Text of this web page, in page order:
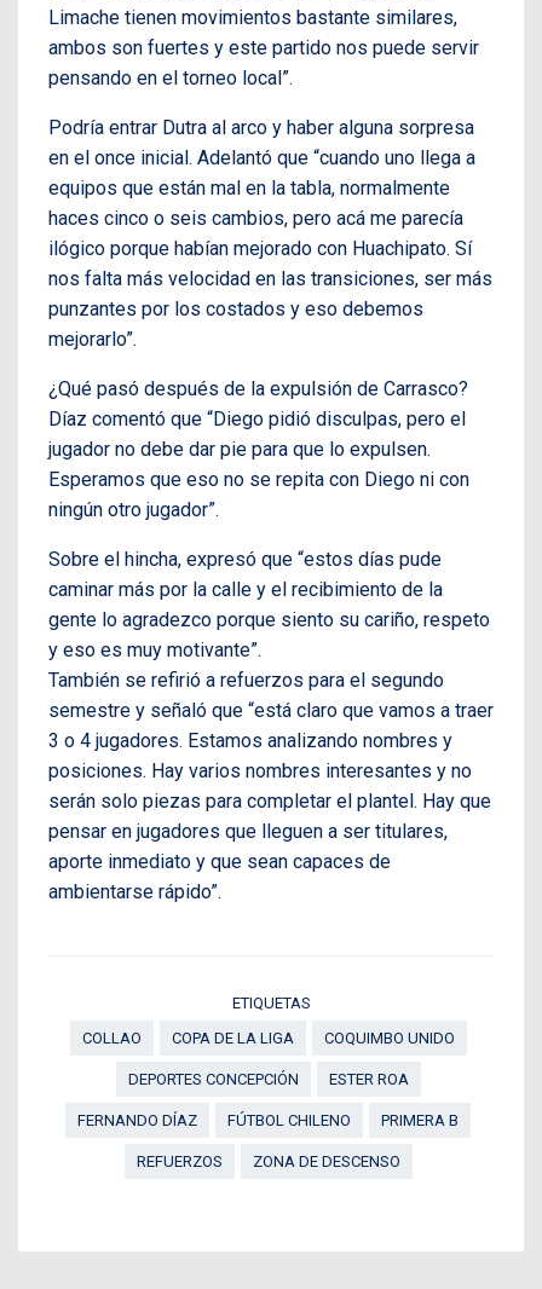
Limache tienen movimientos bastante similares,
ambos son fuertes y este partido nos puede servir
pensando en el torneo local”.
Podría entrar Dutra al arco y haber alguna sorpresa
en el once inicial. Adelantó que “cuando uno llega a
equipos que están mal en la tabla, normalmente
haces cinco o seis cambios, pero acá me parecía
ilógico porque habían mejorado con Huachipato. Sí
nos falta más velocidad en las transiciones, ser más
punzantes por los costados y eso debemos
mejorarlo”.
¿Qué pasó después de la expulsión de Carrasco?
Díaz comentó que “Diego pidió disculpas, pero el
jugador no debe dar pie para que lo expulsen.
Esperamos que eso no se repita con Diego ni con
ningún otro jugador”.
Sobre el hincha, expresó que “estos días pude
caminar más por la calle y el recibimiento de la
gente lo agradezco porque siento su cariño, respeto
y eso es muy motivante”.
También se refirió a refuerzos para el segundo
semestre y señaló que “está claro que vamos a traer
3 o 4 jugadores. Estamos analizando nombres y
posiciones. Hay varios nombres interesantes y no
serán solo piezas para completar el plantel. Hay que
pensar en jugadores que lleguen a ser titulares,
aporte inmediato y que sean capaces de
ambientarse rápido”.
ETIQUETAS
COLLAO
COPA DE LA LIGA COQUIMBO UNIDO
DEPORTES CONCEPCIÓN ESTER ROA
FERNANDO DÍAZ FÚTBOL CHILENO PRIMERA B
REFUERZOS ZONA DE DESCENSO